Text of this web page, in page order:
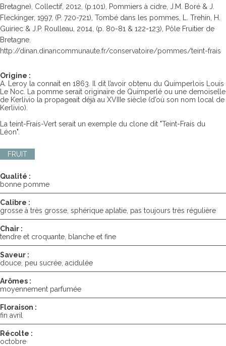
Bretagne), Collectif, 2012, (p.101), Pommiers à cidre, J.M. Boré & J.
Fleckinger, 1997, (P. 720-721), Tombé dans les pommes, L. Trehin, H.
Guiriec & J.P. Roulleau, 2014, (p. 80-81 & 122-123), Pôle Fruitier de
Bretagne.
http://dinan.dinancommunaute.fr/conservatoire/pommes/teint-frais
Origine :
A. Leroy la connait en 1863. Il dit l’avoir obtenu du Quimperlois Louis
Le Noc. La pomme serait originaire de Quimperlé ou une demoiselle
de Kerlivio la propageait déjà au XVIIIe siècle (d’où son nom local de
Kerlivio).
La teint-Frais-Vert serait un exemple du clone dit "Teint-Frais du
Léon".
FRUIT
Qualité :
bonne pomme
Calibre :
grosse à très grosse, sphérique aplatie, pas toujours très régulière
Chair :
tendre et croquante, blanche et fine
Saveur :
douce, peu sucrée, acidulée
Arômes :
moyennement parfumée
Floraison :
fin avril
Récolte :
octobre